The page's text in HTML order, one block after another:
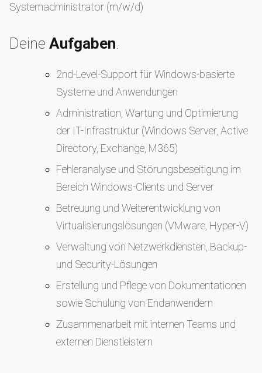
Systemadministrator (m/w/d)
Deine Aufgaben.
2nd-Level-Support für Windows-basierte
Systeme und Anwendungen
Administration, Wartung und Optimierung
der IT-Infrastruktur (Windows Server, Active
Directory, Exchange, M365)
Fehleranalyse und Störungsbeseitigung im
Bereich Windows-Clients und Server
Betreuung und Weiterentwicklung von
Virtualisierungslösungen (VMware, Hyper-V)
Verwaltung von Netzwerkdiensten, Backup-
und Security-Lösungen
Erstellung und Pflege von Dokumentationen
sowie Schulung von Endanwendern
Zusammenarbeit mit internen Teams und
externen Dienstleistern